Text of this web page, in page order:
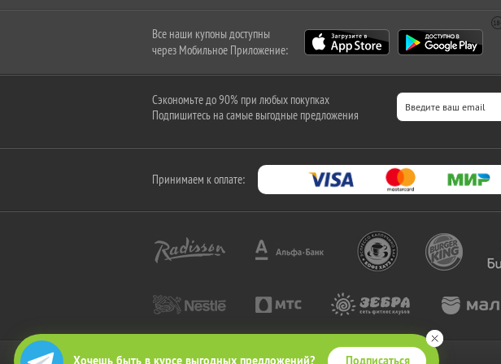
Хочешь быть в курсе выгодных предложений? Подписаться
Все наши купоны доступны
через Мобильное Приложение:
Сэкономьте до 90% при любых покупках
Подпишитесь на самые выгодные предложения
Принимаем к оплате: